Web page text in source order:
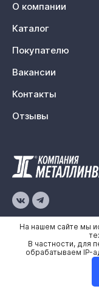
© 2026
Политика
О компании
Каталог
Покупателю
Вакансии
Контакты
Отзывы
На нашем сайте мы
В частности, для
обрабатываем IP-